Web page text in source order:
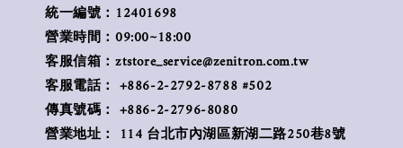
統一編號：12401698
營業時間：09:00~18:00
客服信箱：ztstore_service@zenitron.com.tw
客服電話： +886-2-2792-8788 #502
傳真號碼： +886-2-2796-8080
營業地址： 114 台北市內湖區新湖二路250巷8號